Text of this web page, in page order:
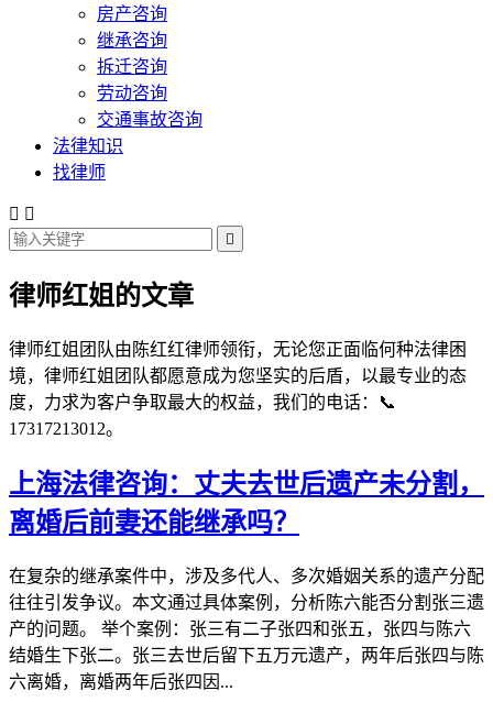
房产咨询
继承咨询
拆迁咨询
劳动咨询
交通事故咨询
法律知识
找律师
 

律师红姐的文章
律师红姐团队由陈红红律师领衔，无论您正面临何种法律困
境，律师红姐团队都愿意成为您坚实的后盾，以最专业的态
度，力求为客户争取最大的权益，我们的电话：📞
17317213012。
上海法律咨询：丈夫去世后遗产未分割，
离婚后前妻还能继承吗？
在复杂的继承案件中，涉及多代人、多次婚姻关系的遗产分配
往往引发争议。本文通过具体案例，分析陈六能否分割张三遗
产的问题。 举个案例：张三有二子张四和张五，张四与陈六
结婚生下张二。张三去世后留下五万元遗产，两年后张四与陈
六离婚，离婚两年后张四因...